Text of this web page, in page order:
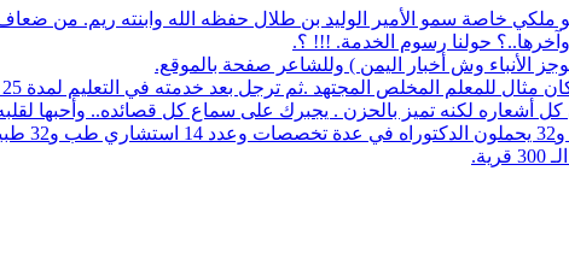
ملكي خاصة سمو الأمير الوليد بن طلال حفظه الله وابنته ريم. من
حولنا رسوم الخدمة. !!! ؟.
الأنباء وش أخبار اليمن ) وللشاعر صفحة بالموقع.
المجتهد .ثم ترجل بعد خدمته في التعليم لمدة 25 عاما. عمل معرفا لقرية البلعلا .
كل أشعاره لكنه تميز بالحزن . يجبرك على سماع كل قصائده.. وأحبها
83